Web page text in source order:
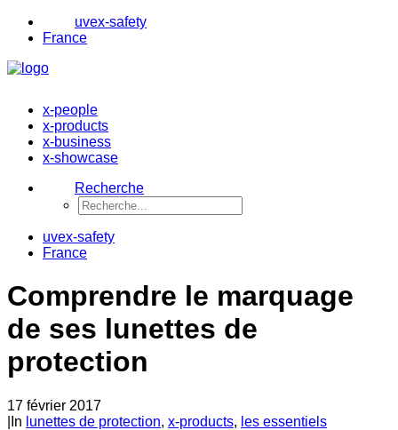
uvex-safety
France
x-people
x-products
x-business
x-showcase
Recherche
uvex-safety
France
Comprendre le marquage
de ses lunettes de
protection
17 février 2017
In lunettes de protection, x-products, les essentiels